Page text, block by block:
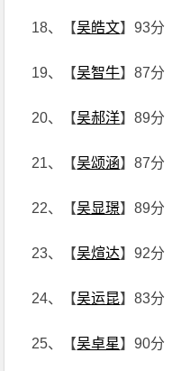
18、【吴皓文】93分
19、【吴智牛】87分
20、【吴郝洋】89分
21、【吴颂涵】87分
22、【吴显璟】89分
23、【吴煊达】92分
24、【吴运昆】83分
25、【吴卓星】90分